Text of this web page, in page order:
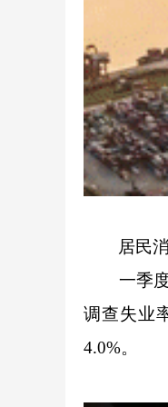
居民消
一季度
调查失业
4.0%。